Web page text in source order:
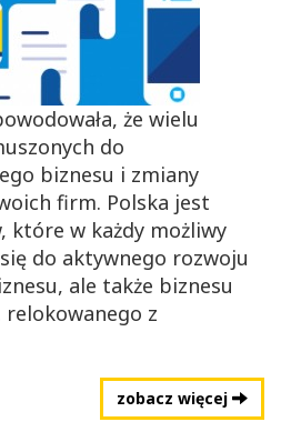
że wielu
do
biznesu i zmiany
firm. Polska jest
które w każdy możliwy
do aktywnego rozwoju
ale także biznesu
relokowanego z
zobacz więcej